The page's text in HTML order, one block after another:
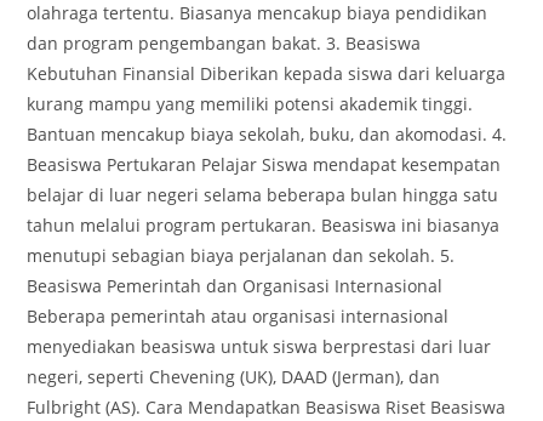
olahraga tertentu. Biasanya mencakup biaya pendidikan
dan program pengembangan bakat. 3. Beasiswa
Kebutuhan Finansial Diberikan kepada siswa dari keluarga
kurang mampu yang memiliki potensi akademik tinggi.
Bantuan mencakup biaya sekolah, buku, dan akomodasi. 4.
Beasiswa Pertukaran Pelajar Siswa mendapat kesempatan
belajar di luar negeri selama beberapa bulan hingga satu
tahun melalui program pertukaran. Beasiswa ini biasanya
menutupi sebagian biaya perjalanan dan sekolah. 5.
Beasiswa Pemerintah dan Organisasi Internasional
Beberapa pemerintah atau organisasi internasional
menyediakan beasiswa untuk siswa berprestasi dari luar
negeri, seperti Chevening (UK), DAAD (Jerman), dan
Fulbright (AS). Cara Mendapatkan Beasiswa Riset Beasiswa